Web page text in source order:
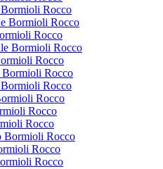
Rocco
Bormioli Rocco
Rocco
Bormioli Rocco
Rocco
Bormioli Rocco
Rocco
Rocco
Rocco
Rocco
Bormioli Rocco
Rocco
Rocco